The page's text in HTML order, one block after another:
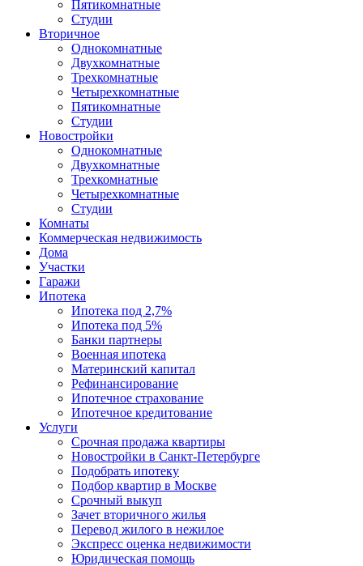
Пятикомнатные
Студии
Вторичное
Однокомнатные
Двухкомнатные
Трехкомнатные
Четырехкомнатные
Пятикомнатные
Студии
Новостройки
Однокомнатные
Двухкомнатные
Трехкомнатные
Четырехкомнатные
Студии
Комнаты
Коммерческая недвижимость
Дома
Участки
Гаражи
Ипотека
Ипотека под 2,7%
Ипотека под 5%
Банки партнеры
Военная ипотека
Материнский капитал
Рефинансирование
Ипотечное страхование
Ипотечное кредитование
Услуги
Срочная продажа квартиры
Новостройки в Санкт-Петербурге
Подобрать ипотеку
Подбор квартир в Москве
Срочный выкуп
Зачет вторичного жилья
Перевод жилого в нежилое
Экспресс оценка недвижимости
Юридическая помощь